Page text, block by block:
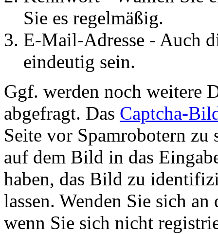
Sie es regelmäßig.
E-Mail-Adresse - Auch
eindeutig sein.
Ggf. werden noch weitere
abgefragt. Das Captcha-
Seite vor Spamrobotern zu
auf dem Bild in das
haben, das Bild zu
lassen. Wenden Sie sich
wenn Sie sich nicht